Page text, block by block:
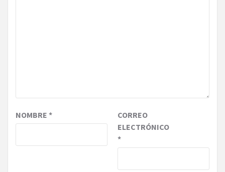
NOMBRE *
CORREO
ELECTRÓNICO
*